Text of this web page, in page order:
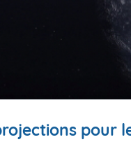
pour